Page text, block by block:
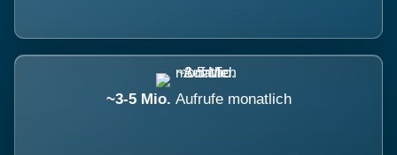
~3-5 Mio. Aufrufe monatlich